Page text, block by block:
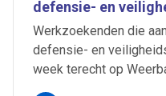
defensie- en
Werkzoekenden die
defensie- en
week terecht op